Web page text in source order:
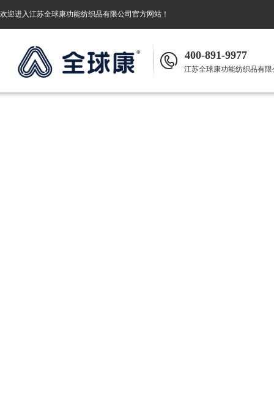
欢迎进入江苏全球康功能纺织品有限公司 官方网站！
江苏全球康功能纺织品有限
400-891-9977